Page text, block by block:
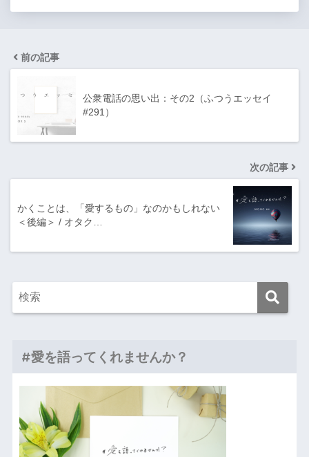
前の記事
公衆電話の思い出：その2（ふつうエッセイ
#291）
次の記事
かくことは、「愛するもの」なのかもしれない
＜後編＞ / オタク…
#愛を語ってくれませんか？